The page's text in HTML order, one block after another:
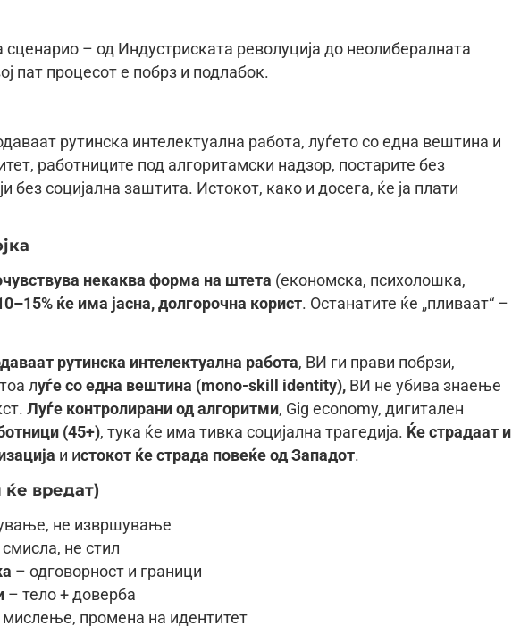
– од Индустриската револуција до неолибералната
пат процесот е побрз и подлабок.
рутинска интелектуална работа, луѓето со една вештина и
работниците под алгоритамски надзор, постарите без
без социјална заштита. Истокот, како и досега, ќе ја плати
некаква форма на штета (економска, психолошка,
ќе има јасна, долгорочна корист. Останатите ќе „пливаат“ –
рутинска интелектуална работа, ВИ ги прави побрзи,
луѓе со една вештина (mono-skill identity), ВИ не убива знаење
Луѓе контролирани од алгоритми, Gig economy, дигитален
(45+), тука ќе има тивка социјална трагедија. Ќе страдаат и
и истокот ќе страда повеќе од Западот.
вредат)
не извршување
не стил
– одговорност и граници
– тело + доверба
промена на идентитет